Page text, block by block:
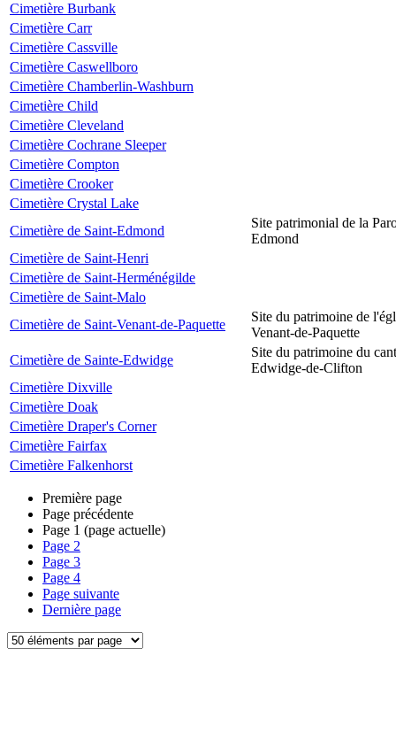
Cimetière Burbank
Cimetière Carr
Cimetière Cassville
Cimetière Caswellboro
Cimetière Chamberlin-Washburn
Cimetière Child
Cimetière Cleveland
Cimetière Cochrane Sleeper
Cimetière Compton
Cimetière Crooker
Cimetière Crystal Lake
Cimetière de Saint-Edmond
Site patrimonial de la
Edmond
Cimetière de Saint-Henri
Cimetière de Saint-Herménégilde
Cimetière de Saint-Malo
Cimetière de Saint-Venant-de-Paquette
Site du patrimoine de
Venant-de-Paquette
Cimetière de Sainte-Edwidge
Site du patrimoine du
Edwidge-de-Clifton
Cimetière Dixville
Cimetière Doak
Cimetière Draper's Corner
Cimetière Fairfax
Cimetière Falkenhorst
Première page
Page précédente
Page 1 (page actuelle)
Page 2
Page 3
Page 4
Page suivante
Dernière page